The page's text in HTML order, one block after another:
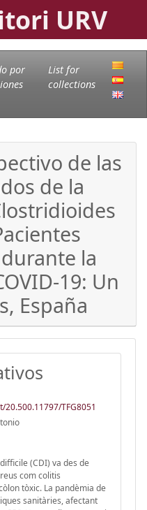
URV
por
List for
collections
de las
de la
la
19: Un
España
TFG8051
(CDI) va des de
com colitis
tòxic. La pandèmia de
sanitàries, afectant